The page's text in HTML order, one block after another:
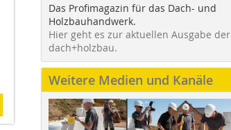
Das Profimagazin für das Dach- und
Holzbauhandwerk.
Hier geht es zur aktuellen Ausgabe der
dach+holzbau.
Weitere Medien und Kanäle